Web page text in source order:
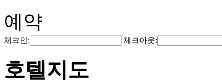
예약
체크인: 체크아웃:
호텔지도